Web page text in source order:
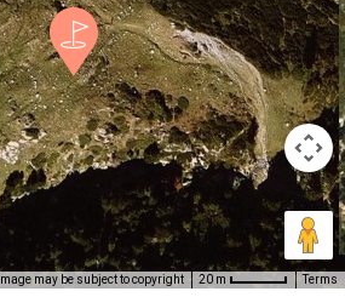
Image may be subject to copyright 20 m Terms